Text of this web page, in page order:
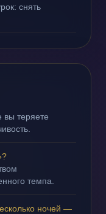
снять
вы теряете
темпа.
ночей —